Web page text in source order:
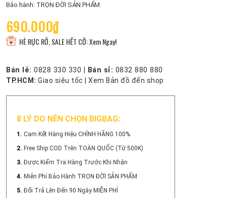
Bảo hành: TRỌN ĐỜI SẢN PHẨM
690.000₫
HÈ RỰC RỠ, SALE HẾT CỠ: Xem Ngay!
Bán lẻ: 0828 330 330 Bán sỉ: 0832 880 880
TP.HCM: Giao siêu tốc Xem Bản đồ đến shop
8 LÝ DO NÊN CHỌN BIGBAG:
1. Cam Kết Hàng Hiệu CHÍNH HÃNG 100%
2. Free Ship COD Trên TOÀN QUỐC (Từ 500K)
3. Được Kiểm Tra Hàng Trước Khi Nhận
4. Miễn Phí Bảo Hành TRỌN ĐỜI SẢN PHẨM
5. Đổi Trả Lên Đến 90 Ngày MIỄN PHÍ